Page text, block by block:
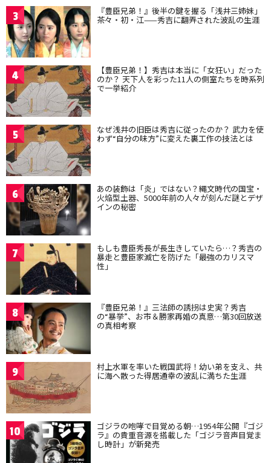
3 『豊臣兄弟！』後半の鍵を握る「浅井三姉妹」
茶々・初・江——秀吉に翻弄された波乱の生涯
4 【豊臣兄弟！】秀吉は本当に「女狂い」だった
のか？ 天下人を彩った11人の側室たちを時系列
で一挙紹介
5 なぜ浅井の旧臣は秀吉に従ったのか？ 武力を使
わず“自分の味方”に変えた裏工作の技法とは
6 あの装飾は「炎」ではない？縄文時代の国宝・
火焔型土器、5000年前の人々が刻んだ謎とデザ
インの秘密
7 もしも豊臣秀長が長生きしていたら…？秀吉の
暴走と豊臣家滅亡を防げた「最強のカリスマ
性」
8 『豊臣兄弟！』三法師の誘拐は史実？秀吉
の“暴挙”、お市＆勝家再婚の真意…第30回放送
の真相考察
9 村上水軍を率いた戦国武将！幼い弟を支え、共
に海へ散った得居通幸の波乱に満ちた生涯
10 ゴジラの咆哮で目覚める朝…1954年公開『ゴジ
ラ』の貴重音源を搭載した「ゴジラ音声目覚ま
し時計」が新発売